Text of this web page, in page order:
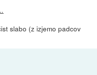
slabo (z izjemo padcov